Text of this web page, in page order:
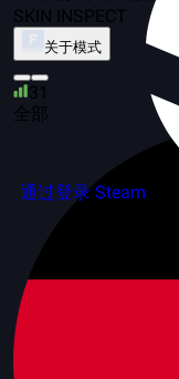
通过登录 Steam
SKIN INSPECT
关于模式
31
全部